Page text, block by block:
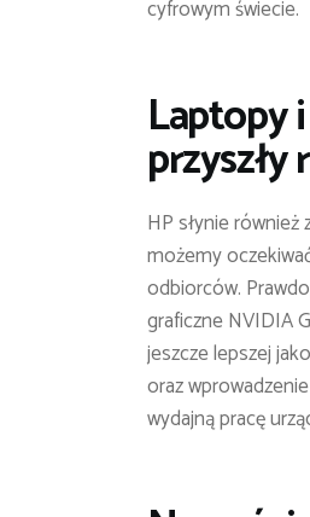
cyfrowym świecie.
Laptopy
przyszły
HP słynie
możemy
odbiorców.
graficzne NVIDIA
jeszcze lepszej
oraz
wydajną pracę